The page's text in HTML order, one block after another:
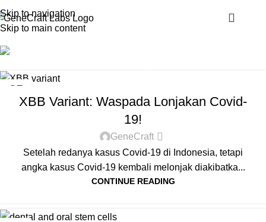
Skip to navigation
Skip to main content
25
OCTXBB Variant: Waspada Lonjakan Covid-
19!
GeneCraft
Setelah redanya kasus Covid-19 di Indonesia, tetapi
angka kasus Covid-19 kembali melonjak diakibatka...
CONTINUE READING